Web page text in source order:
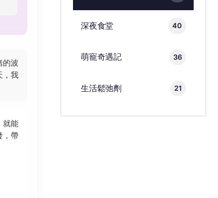
的波
，我
就能
，帶
深夜食堂 40
萌寵奇遇記 36
生活鬆弛劑 21